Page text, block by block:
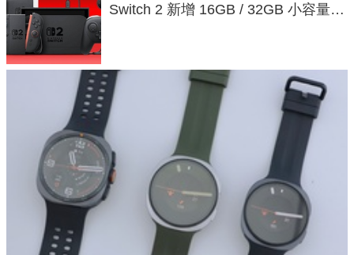
Switch 2 新增 16GB / 32GB 小容量遊